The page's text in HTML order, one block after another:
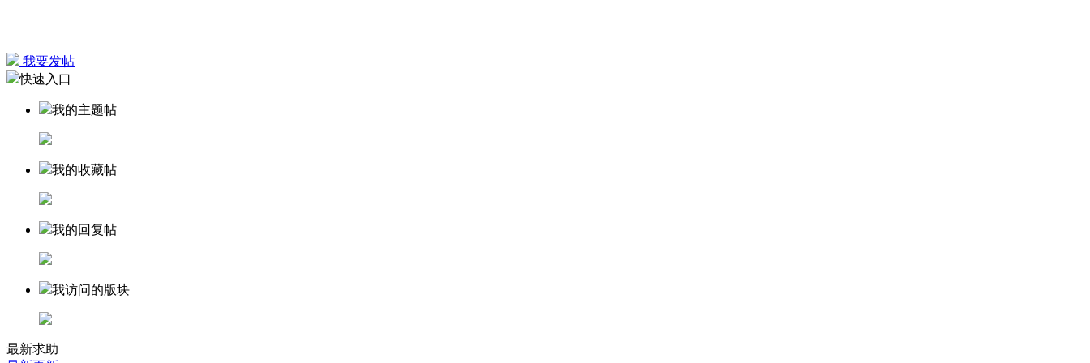
我要发帖
快速入口
我的主题帖
我的收藏帖
我的回复帖
我访问的版块
最新求助